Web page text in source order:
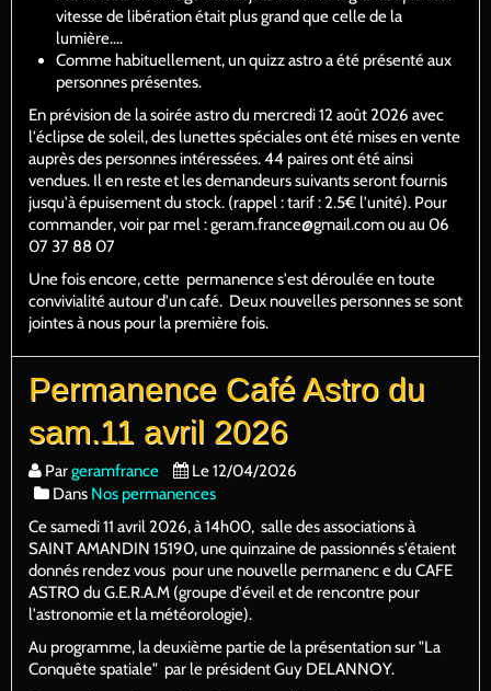
vitesse de libération était plus grand que celle de la
lumière....
Comme habituellement, un quizz astro a été présenté aux
personnes présentes.
En prévision de la soirée astro du mercredi 12 août 2026 avec
l'éclipse de soleil, des lunettes spéciales ont été mises en vente
auprès des personnes intéressées. 44 paires ont été ainsi
vendues. Il en reste et les demandeurs suivants seront fournis
jusqu'à épuisement du stock. (rappel : tarif : 2.5€ l'unité). Pour
commander, voir par mel : geram.france@gmail.com ou au 06
07 37 88 07
Une fois encore, cette permanence s'est déroulée en toute
convivialité autour d'un café. Deux nouvelles personnes se sont
jointes à nous pour la première fois.
Permanence Café Astro du
sam.11 avril 2026
Pargeramfrance
Le 12/04/2026
Dans Nos permanences
Ce samedi 11 avril 2026, à 14h00, salle des associations à
SAINT AMANDIN 15190, une quinzaine de passionnés s'étaient
donnés rendez vous pour une nouvelle permanenc e du CAFE
ASTRO du G.E.R.A.M (groupe d'éveil et de rencontre pour
l'astronomie et la météorologie).
Au programme, la deuxième partie de la présentation sur "La
Conquête spatiale" par le président Guy DELANNOY.